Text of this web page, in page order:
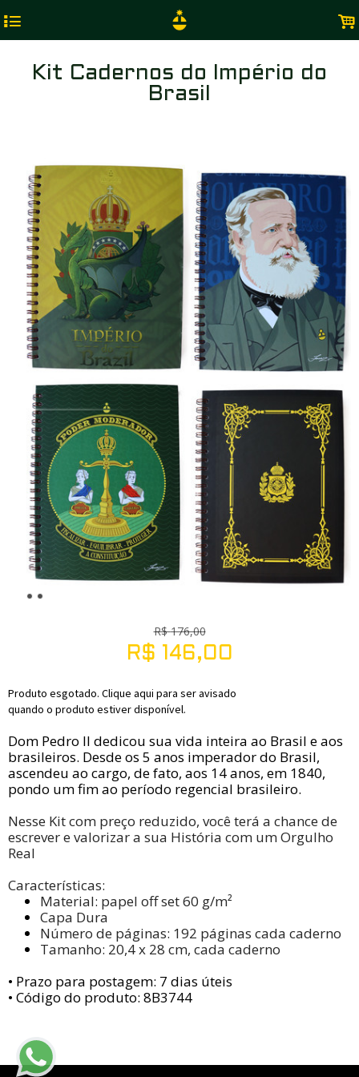
4 .
Kit Cadernos do Império do
Brasil
R$176,00
R$ 146,00
Produto esgotado. Clique aqui para ser avisado
quando o produto estiver disponível.
Dom Pedro II dedicou sua vida inteira ao Brasil e aos
brasileiros. Desde os 5 anos imperador do Brasil,
ascendeu ao cargo, de fato, aos 14 anos, em 1840,
pondo um fim ao período regencial brasileiro.
Nesse Kit com preço reduzido, você terá a chance de
escrever e valorizar a sua História com um Orgulho
Real
Características:
Material: papel off set 60 g/m²
Capa Dura
Número de páginas: 192 páginas cada caderno
Tamanho: 20,4 x 28 cm, cada caderno
• Prazo para postagem: 7 dias úteis
• Código do produto: 8B3744